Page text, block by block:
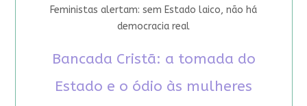
Feministas alertam: sem Estado laico, não há
democracia real
Bancada Cristã: a tomada do
Estado e o ódio às mulheres